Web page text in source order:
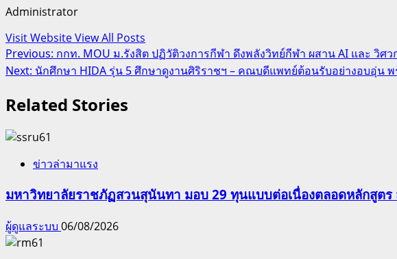
Administrator
Visit WebsiteView All Posts
Post
navigation
Previous: กกท. MOU ม.รังสิต ปฏิวัติวงการกีฬา ดึงพลังวิทย์กีฬา ผสาน AI และ วิ
Next: นักศึกษา HIDA รุ่น 5 ศึกษาดูงานศิริราชฯ – คณบดีแพทย์ต้อนรับอย่างอบอุ่
Related Stories
ข่าวล่ามาแรง
มหาวิทยาลัยราชภัฏสวนสุนันทา มอบ 29 ทุนแบบต่อเนื่องตลอดหลักสูต
ผู้ดูแลระบบ 06/08/2026